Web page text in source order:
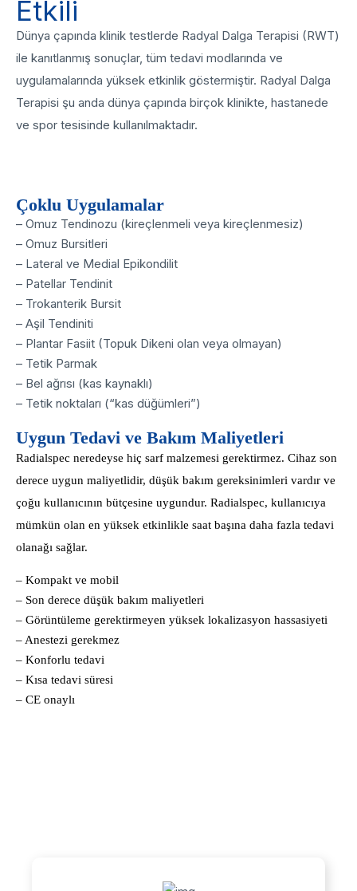
Etkili
Dünya çapında klinik testlerde Radyal Dalga Terapisi (RWT)
ile kanıtlanmış sonuçlar, tüm tedavi modlarında ve
uygulamalarında yüksek etkinlik göstermiştir. Radyal Dalga
Terapisi şu anda dünya çapında birçok klinikte, hastanede
ve spor tesisinde kullanılmaktadır.
Çoklu Uygulamalar
– Omuz Tendinozu (kireçlenmeli veya kireçlenmesiz)
– Omuz Bursitleri
– Lateral ve Medial Epikondilit
– Patellar Tendinit
– Trokanterik Bursit
– Aşil Tendiniti
– Plantar Fasiit (Topuk Dikeni olan veya olmayan)
– Tetik Parmak
– Bel ağrısı (kas kaynaklı)
– Tetik noktaları (“kas düğümleri”)
Uygun Tedavi ve Bakım Maliyetleri
Radialspec neredeyse hiç sarf malzemesi gerektirmez. Cihaz son
derece uygun maliyetlidir, düşük bakım gereksinimleri vardır ve
çoğu kullanıcının bütçesine uygundur. Radialspec, kullanıcıya
mümkün olan en yüksek etkinlikle saat başına daha fazla tedavi
olanağı sağlar.
– Kompakt ve mobil
– Son derece düşük bakım maliyetleri
– Görüntüleme gerektirmeyen yüksek lokalizasyon hassasiyeti
– Anestezi gerekmez
– Konforlu tedavi
– Kısa tedavi süresi
– CE onaylı